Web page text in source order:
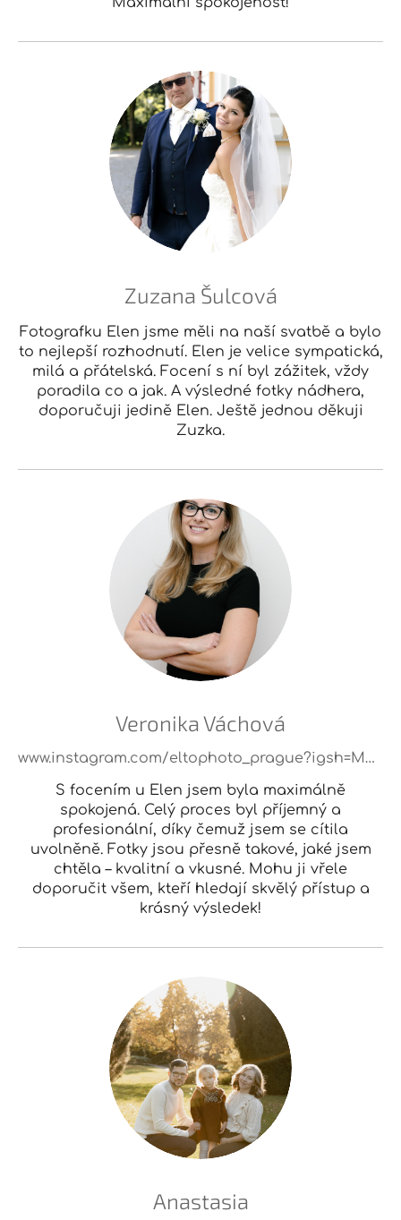
Zuzana Šulcová
Fotografku Elen jsme měli na naší svatbě a bylo
to nejlepší rozhodnutí. Elen je velice sympatická,
milá a přátelská. Focení s ní byl zážitek, vždy
poradila co a jak. A výsledné fotky nádhera,
doporučuji jedině Elen. Ještě jednou děkuji
Zuzka.
Veronika Váchová
www.instagram.com/eltophoto_prague?igsh=MTEybmhzcnpwcXhxeQ%3D%3D
S focením u Elen jsem byla maximálně
spokojená. Celý proces byl příjemný a
profesionální, díky čemuž jsem se cítila
uvolněně. Fotky jsou přesně takové, jaké jsem
chtěla – kvalitní a vkusné. Mohu ji vřele
doporučit všem, kteří hledají skvělý přístup a
krásný výsledek!
Anastasia